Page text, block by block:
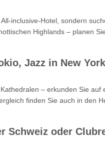
inclusive-Hotel, sondern
Highlands – planen
Jazz in New
– erkunden Sie
finden Sie auch in den
Schweiz oder